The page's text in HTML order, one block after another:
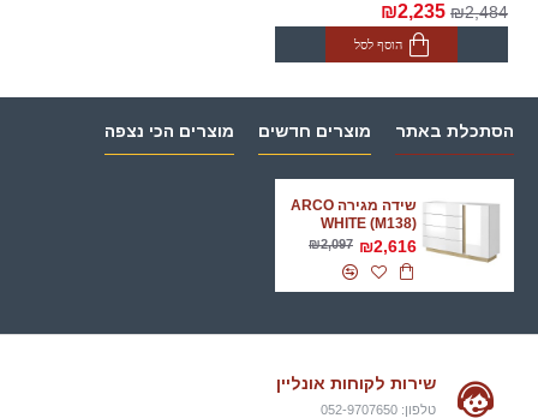
₪2,484
₪2,235
הוסף לסל
הסתכלת באתר מוצרים חדשים מוצרים הכי נצפה
שידה מגירה ARCO
WHITE (M138)
₪2,616
₪2,097
שירות לקוחות אונליין
טלפון: 052-9707650